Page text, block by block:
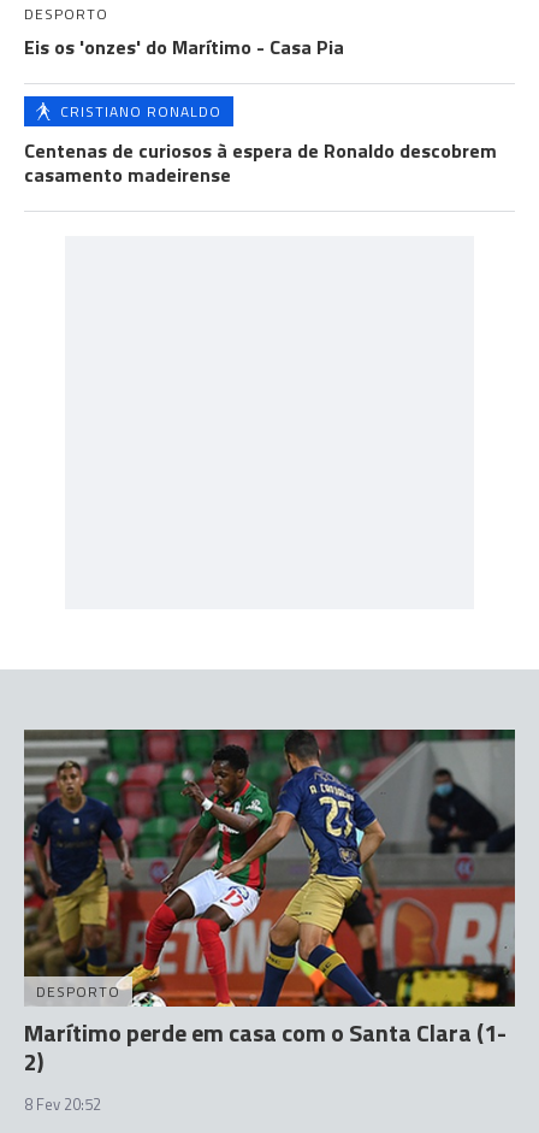
DESPORTO
Eis os 'onzes' do Marítimo - Casa Pia
CRISTIANO RONALDO
Centenas de curiosos à espera de Ronaldo descobrem
casamento madeirense
DESPORTO
Marítimo perde em casa com o Santa Clara (1-
2)
8 Fev 20:52